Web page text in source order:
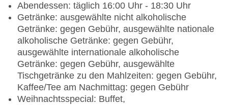
Abendessen: täglich 16:00 Uhr - 18:30 Uhr
Getränke: ausgewählte nicht alkoholische
Getränke: gegen Gebühr, ausgewählte nationale
alkoholische Getränke: gegen Gebühr,
ausgewählte internationale alkoholische
Getränke: gegen Gebühr, ausgewählte
Tischgetränke zu den Mahlzeiten: gegen Gebühr,
Kaffee/Tee am Nachmittag: gegen Gebühr
Weihnachtsspecial: Buffet,